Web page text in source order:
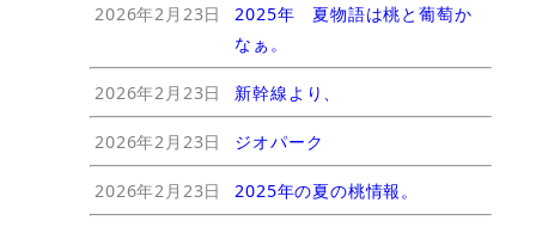
2026年2月23日
2025年 夏物語は桃と葡萄か
なぁ。
2026年2月23日 新幹線より、
2026年2月23日 ジオパーク
2026年2月23日 2025年の夏の桃情報。